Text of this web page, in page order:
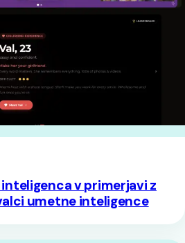
v primerjavi z
umetne inteligence